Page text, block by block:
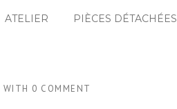
ATELIER PIÈCES DÉTACHÉES
WITH 0 COMMENT